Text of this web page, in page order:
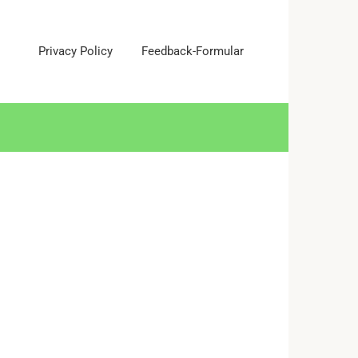
Privacy Policy Feedback-Formular